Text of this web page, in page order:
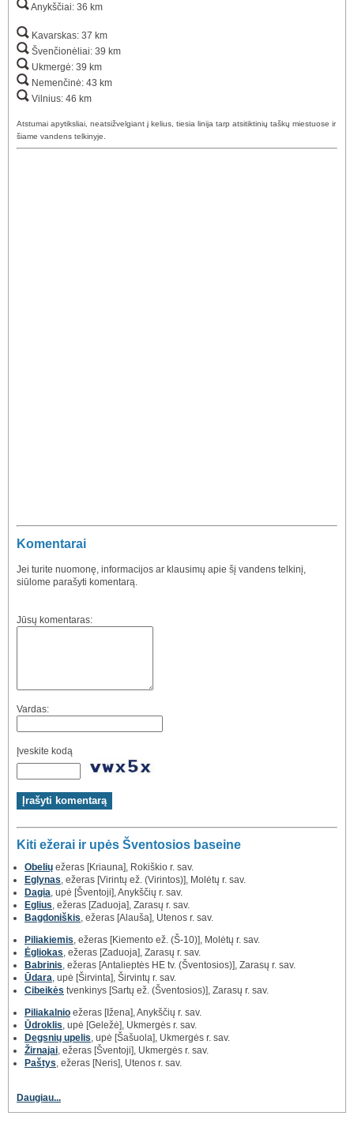
Anykščiai: 36 km
Kavarskas: 37 km
Švenčionėliai: 39 km
Ukmergė: 39 km
Nemenčinė: 43 km
Vilnius: 46 km
Atstumai apytiksliai, neatsižvelgiant į kelius, tiesia linija tarp atsitiktinių taškų miestuose ir
šiame vandens telkinyje.
Komentarai
Jei turite nuomonę, informacijos ar klausimų apie šį vandens telkinį,
siūlome parašyti komentarą.
Jūsų komentaras:
Vardas:
Įveskite kodą
Kiti ežerai ir upės Šventosios baseine
Obelių ežeras [Kriauna], Rokiškio r. sav.
Eglynas, ežeras [Virintų ež. (Virintos)], Molėtų r. sav.
Dagia, upė [Šventoji], Anykščių r. sav.
Eglius, ežeras [Zaduoja], Zarasų r. sav.
Bagdoniškis, ežeras [Alauša], Utenos r. sav.
Piliakiemis, ežeras [Kiemento ež. (Š-10)], Molėtų r. sav.
Ėgliokas, ežeras [Zaduoja], Zarasų r. sav.
Babrinis, ežeras [Antalieptės HE tv. (Šventosios)], Zarasų r. sav.
Ūdara, upė [Širvinta], Širvintų r. sav.
Cibeikės tvenkinys [Sartų ež. (Šventosios)], Zarasų r. sav.
Piliakalnio ežeras [Ižena], Anykščių r. sav.
Ūdroklis, upė [Geležė], Ukmergės r. sav.
Degsnių upelis, upė [Šašuola], Ukmergės r. sav.
Žirnajai, ežeras [Šventoji], Ukmergės r. sav.
Paštys, ežeras [Neris], Utenos r. sav.
Daugiau...